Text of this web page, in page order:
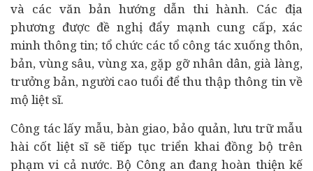
và các văn bản hướng dẫn thi hành. Các địa
phương được đề nghị đẩy mạnh cung cấp, xác
minh thông tin; tổ chức các tổ công tác xuống thôn,
bản, vùng sâu, vùng xa, gặp gỡ nhân dân, già làng,
trưởng bản, người cao tuổi để thu thập thông tin về
mộ liệt sĩ.
Công tác lấy mẫu, bàn giao, bảo quản, lưu trữ mẫu
hài cốt liệt sĩ sẽ tiếp tục triển khai đồng bộ trên
phạm vi cả nước. Bộ Công an đang hoàn thiện kế